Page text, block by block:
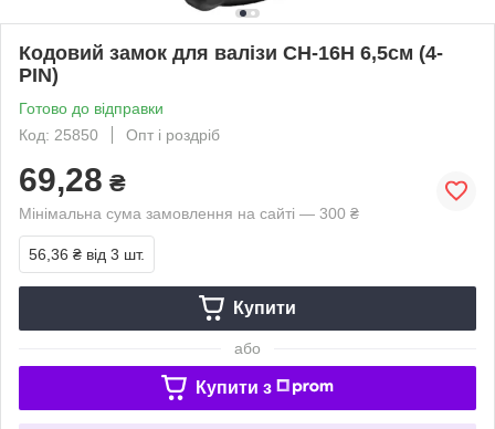
Кодовий замок для валізи CH-16H 6,5см (4-
PIN)
Готово до відправки
Код: 25850
Опт і роздріб
69,28 ₴
Мінімальна сума замовлення на сайті — 300 ₴
56,36 ₴ від 3 шт.
Купити
або
Купити з